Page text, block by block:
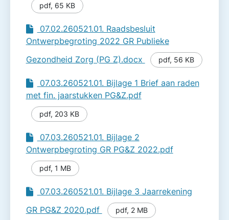
pdf, 65 KB
07.02.260521.01. Raadsbesluit
Ontwerpbegroting 2022 GR Publieke
Gezondheid Zorg (PG Z).docx
pdf, 56 KB
07.03.260521.01. Bijlage 1 Brief aan raden
met fin. jaarstukken PG&Z.pdf
pdf, 203 KB
07.03.260521.01. Bijlage 2
Ontwerpbegroting GR PG&Z 2022.pdf
pdf, 1 MB
07.03.260521.01. Bijlage 3 Jaarrekening
GR PG&Z 2020.pdf
pdf, 2 MB